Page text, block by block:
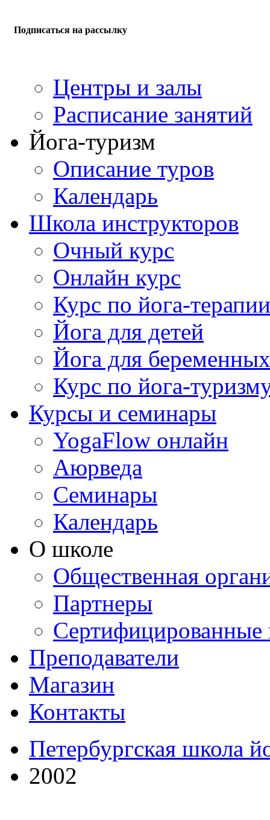
Подписаться на рассылку
Центры и залы
Расписание занятий
Йога-туризм
Описание туров
Календарь
Школа инструкторов
Очный курс
Онлайн курс
Курс по йога-терапии
Йога для детей
Йога для беременных
Курс по йога-
Курсы и семинары
YogaFlow онлайн
Аюрведа
Семинары
Календарь
О школе
Общественная
Партнеры
Сертифицированные
Преподаватели
Магазин
Контакты
Петербургская школа
2002